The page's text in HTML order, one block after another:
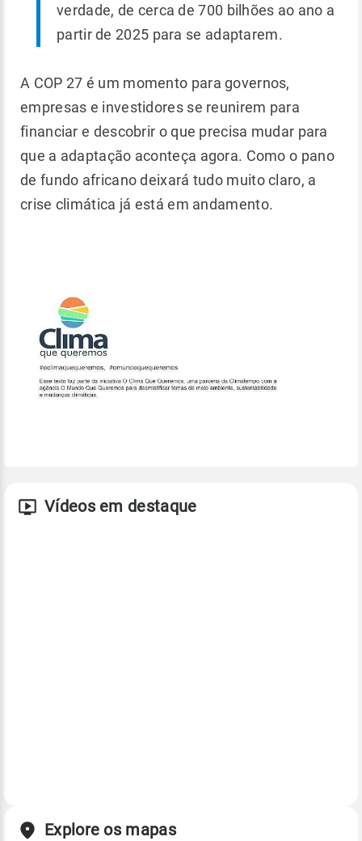
verdade, de cerca de 700 bilhões ao ano a
partir de 2025 para se adaptarem.
A COP 27 é um momento para governos,
empresas e investidores se reunirem para
financiar e descobrir o que precisa mudar para
que a adaptação aconteça agora. Como o pano
de fundo africano deixará tudo muito claro, a
crise climática já está em andamento.
Vídeos em destaque
Explore os mapas